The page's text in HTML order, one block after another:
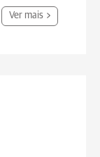
Ver mais